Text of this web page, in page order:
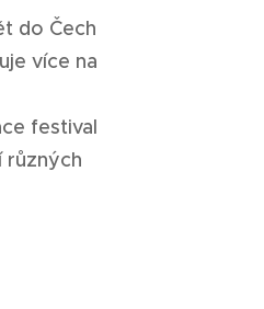
do Čech
více na
festival
různých